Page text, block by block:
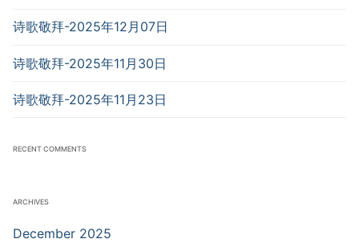
诗歌敬拜-2025年12月07日
诗歌敬拜-2025年11月30日
诗歌敬拜-2025年11月23日
RECENT COMMENTS
ARCHIVES
December 2025